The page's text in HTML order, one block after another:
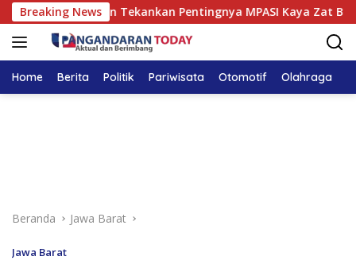
Langsung
ke
konten
Breaking NewsTekankan Pentingnya MPASI Kaya Zat Besi
Home Berita Politik Pariwisata Otomotif Olahraga
Beranda Jawa Barat
Jawa Barat